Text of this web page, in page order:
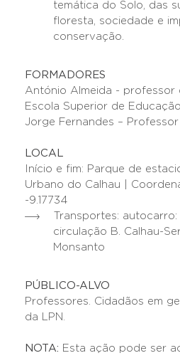
temática do Solo, das
floresta, sociedade e
conservação.
FORMADORES
António Almeida - professor
Escola Superior de
Jorge Fernandes –
LOCAL
Início e fim: Parque de
Urbano do Calhau |
-9.17734
Transportes:
circulação B. Calhau-
Monsanto
PÚBLICO-ALVO
Professores. Cidadãos em
da LPN.
NOTA: Esta ação pode ser